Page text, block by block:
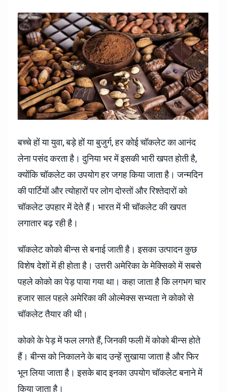
बच्चे हों या युवा, बड़े हों या बुजुर्ग, हर कोई चॉकलेट का आनंद
लेना पसंद करता है। दुनिया भर में इसकी भारी खपत होती है,
क्योंकि चॉकलेट का उपयोग हर जगह किया जाता है। जन्मदिन
की पार्टियों और त्योहारों पर लोग दोस्तों और रिश्तेदारों को
चॉकलेट उपहार में देते हैं। भारत में भी चॉकलेट की खपत
लगातार बढ़ रही है।
चॉकलेट कोको बीन्स से बनाई जाती है। इसका उत्पादन कुछ
विशेष देशों में ही होता है। उत्तरी अमेरिका के मेक्सिको में सबसे
पहले कोको का पेड़ पाया गया था। कहा जाता है कि लगभग चार
हजार साल पहले अमेरिका की ओल्मेक्स सभ्यता ने कोको से
चॉकलेट तैयार की थी।
कोको के पेड़ में फल लगते हैं, जिनकी फली में कोको बीन्स होते
हैं। बीन्स को निकालने के बाद उन्हें सुखाया जाता है और फिर
भून लिया जाता है। इसके बाद इनका उपयोग चॉकलेट बनाने में